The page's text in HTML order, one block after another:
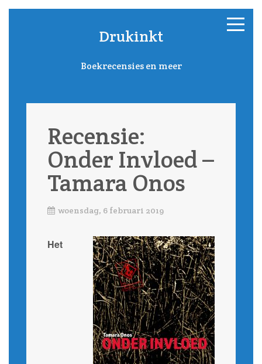
Drukinkt
Boekrecensies en meer
Recensie:
Onder Invloed –
Tamara Onos
woensdag, 6 februari 2019
Het